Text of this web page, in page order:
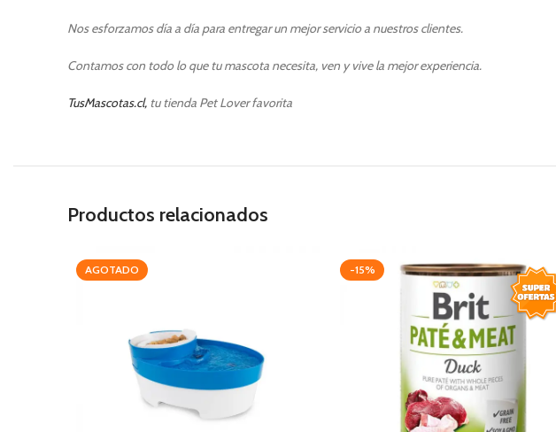
Nos esforzamos día a día para entregar un mejor servicio a nuestros clientes.
Contamos con todo lo que tu mascota necesita, ven y vive la mejor experiencia.
TusMascotas.cl, tu tienda Pet Lover favorita
Productos relacionados
AGOTADO -15%